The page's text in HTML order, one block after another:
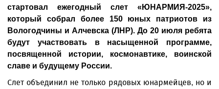
стартовал ежегодный слет «ЮНАРМИЯ-2025»,
который собрал более 150 юных патриотов из
Вологодчины и Алчевска (ЛНР). До 20 июля ребята
будут участвовать в насыщенной программе,
посвященной истории, космонавтике, воинской
славе и будущему России.
Слет объединил не только рядовых юнармейцев, но и